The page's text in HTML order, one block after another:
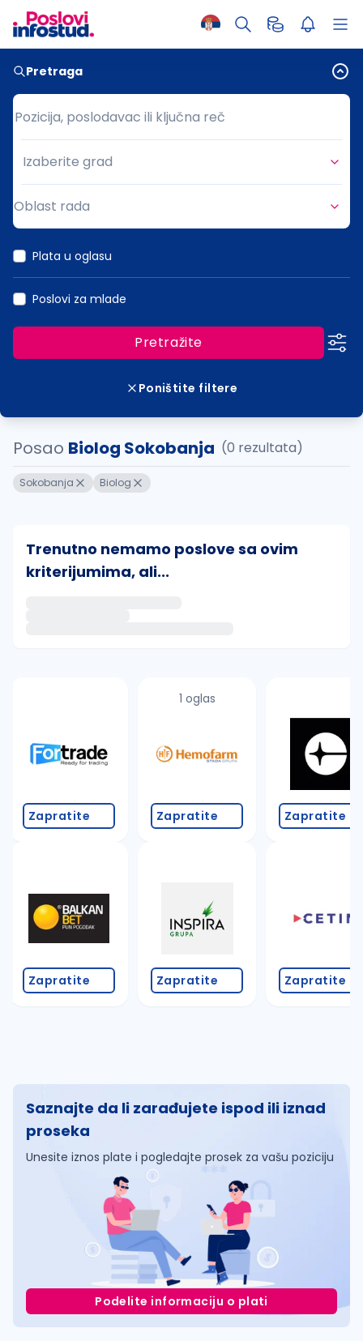
Pretraga
Pozicija, poslodavac ili ključna reč
Pozicija, poslodavac ili ključna reč
Grad
Izaberite grad
Oblast rada
Plata u oglasu
Poslovi za mlade
Pretražite
Poništite filtere
Posao Biolog Sokobanja (0 rezultata)
Sokobanja Biolog
Trenutno nemamo poslove sa ovim
kriterijumima, ali...
proverite pravopisne greške (koristite č, ć, š, đ,
promenite odabrane filtere pretrage
Zapratite
Zapratite
1 oglas
Zapratite
Zapratite
Zapratite
Zapratite
Saznajte da li zarađujete ispod ili iznad
proseka
Unesite iznos plate i pogledajte prosek za vašu poziciju
Podelite informaciju o plati